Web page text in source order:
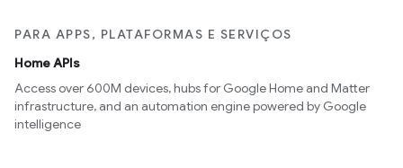
PARA APPS, PLATAFORMAS E SERVIÇOS
Home APIs
Access over 600M devices, hubs for Google Home and Matter
infrastructure, and an automation engine powered by Google
intelligence